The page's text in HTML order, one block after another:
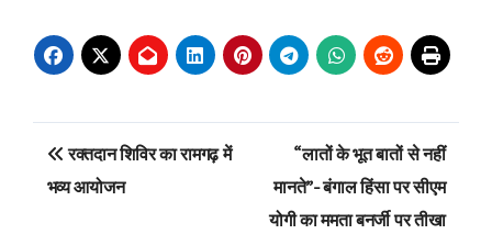
Post
navigation
रक्तदान शिविर का रामगढ़ में
भव्य आयोजन
“लातों के भूत बातों से नहीं
मानते”- बंगाल हिंसा पर सीएम
योगी का ममता बनर्जी पर तीखा